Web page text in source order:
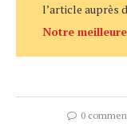
l’article auprès
Notre
0